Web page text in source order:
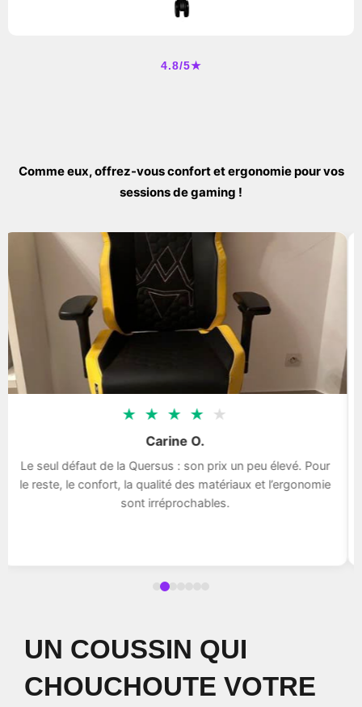
4.8/5★
Comme eux, offrez-vous confort et ergonomie pour vos
sessions de gaming !
★ ★ ★ ★ ★
Carine O.
Le seul défaut de la Quersus : son prix un peu élevé. Pour
le reste, le confort, la qualité des matériaux et l’ergonomie
sont irréprochables.
UN COUSSIN QUI
CHOUCHOUTE VOTRE